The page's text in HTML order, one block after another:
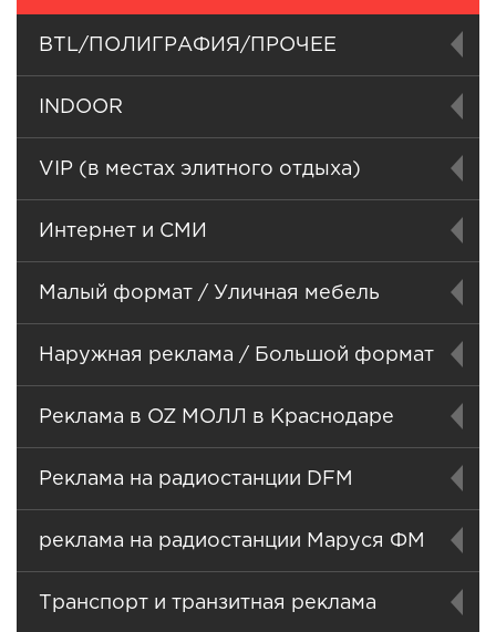
BTL/ПОЛИГРАФИЯ/ПРОЧЕЕ
INDOOR
VIP (в местах элитного отдыха)
Интернет и СМИ
Малый формат / Уличная мебель
Наружная реклама / Большой формат
Реклама в OZ МОЛЛ в Краснодаре
Реклама на радиостанции DFM
реклама на радиостанции Маруся ФМ
Транспорт и транзитная реклама